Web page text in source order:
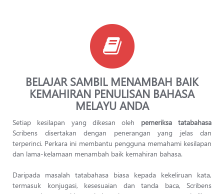
BELAJAR SAMBIL MENAMBAH BAIK
KEMAHIRAN PENULISAN BAHASA
MELAYU ANDA
Setiap kesilapan yang dikesan oleh pemeriksa tatabahasa
Scribens disertakan dengan penerangan yang jelas dan
terperinci. Perkara ini membantu pengguna memahami kesilapan
dan lama-kelamaan menambah baik kemahiran bahasa.
Daripada masalah tatabahasa biasa kepada kekeliruan kata,
termasuk konjugasi, kesesuaian dan tanda baca, Scribens